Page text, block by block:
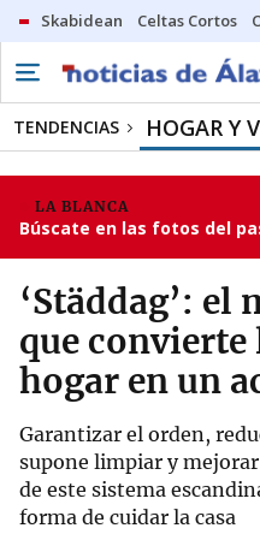
Skabidean Celtas Cortos
TENDENCIAS HOGAR Y
LA BLANCA
Búscate en las fotos del
‘Städdag’: el
que
hogar en un
Garantizar el orden,
supone limpiar y
de este sistema
forma de cuidar la casa